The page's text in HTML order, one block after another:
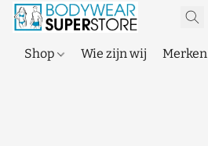
Shop Wie zijn wij Merken